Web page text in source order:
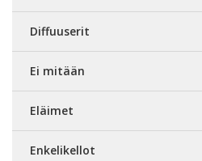
Diffuuserit
Ei mitään
Eläimet
Enkelikellot